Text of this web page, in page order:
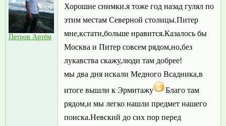
Петров Артём
Хорошие снимки.я тоже год назад гулял по
этим местам Северной столицы.Питер
мне,кстати,больше нравится.Казалось бы
Москва и Питер совсем рядом,но,без
лукавства скажу,люди там добрее!
мы два дня искали Медного Всадника,в
итоге вышли к Эрмитажу
Благо там
рядом,и мы легко нашли предмет нашего
поиска.Невский до сих пор перед